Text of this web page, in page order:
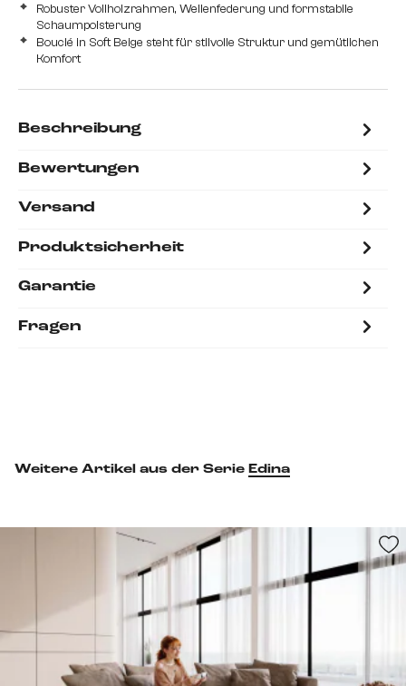
Robuster Vollholzrahmen, Wellenfederung und formstabile
Schaumpolsterung
Bouclé in Soft Beige steht für stilvolle Struktur und gemütlichen
Komfort
Beschreibung
Bewertungen
Versand
Produktsicherheit
Garantie
Fragen
Weitere Artikel aus der Serie Edina